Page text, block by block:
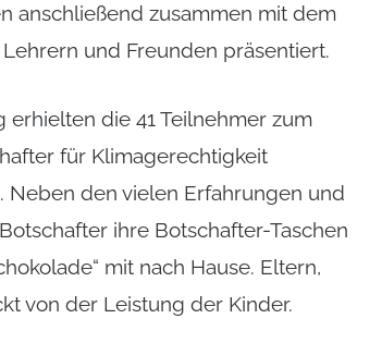
anschließend zusammen mit dem
und Freunden präsentiert.
die 41 Teilnehmer zum
für Klimagerechtigkeit
Neben den vielen Erfahrungen und
ihre Botschafter-Taschen
mit nach Hause. Eltern,
von der Leistung der Kinder.